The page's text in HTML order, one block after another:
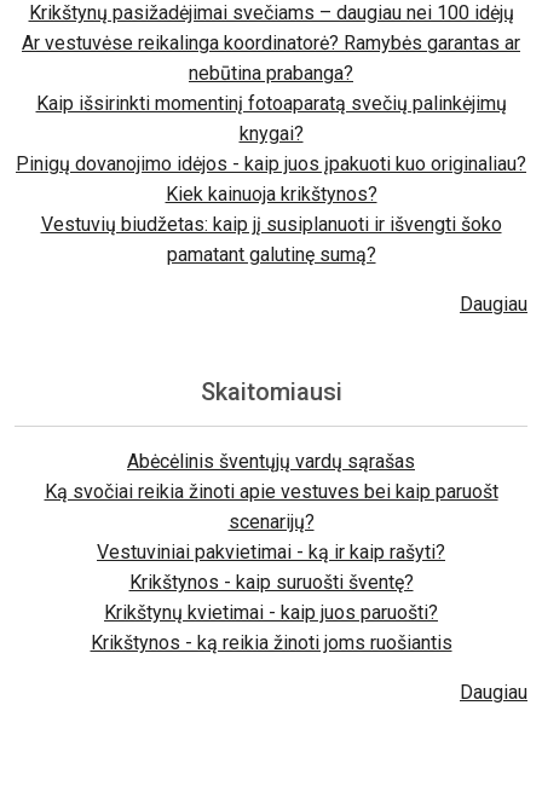
Krikštynų pasižadėjimai svečiams – daugiau nei 100 idėjų
Ar vestuvėse reikalinga koordinatorė? Ramybės garantas ar
nebūtina prabanga?
Kaip išsirinkti momentinį fotoaparatą svečių palinkėjimų
knygai?
Pinigų dovanojimo idėjos - kaip juos įpakuoti kuo originaliau?
Kiek kainuoja krikštynos?
Vestuvių biudžetas: kaip jį susiplanuoti ir išvengti šoko
pamatant galutinę sumą?
Daugiau
Skaitomiausi
Abėcėlinis šventųjų vardų sąrašas
Ką svočiai reikia žinoti apie vestuves bei kaip paruošt
scenarijų?
Vestuviniai pakvietimai - ką ir kaip rašyti?
Krikštynos - kaip suruošti šventę?
Krikštynų kvietimai - kaip juos paruošti?
Krikštynos - ką reikia žinoti joms ruošiantis
Daugiau